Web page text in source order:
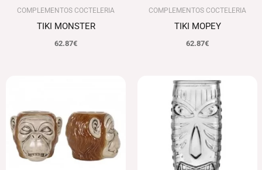
COMPLEMENTOS COCTELERIA
TIKI MONSTER
62.87€
COMPLEMENTOS COCTELERIA
TIKI MOPEY
62.87€
era:
78.42€.
es:
76.07€.